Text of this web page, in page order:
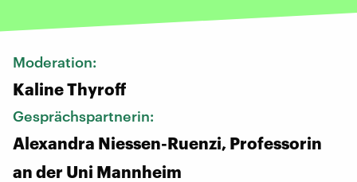
Moderation:
Kaline Thyroff
Gesprächspartnerin:
Alexandra Niessen-Ruenzi, Professorin
an der Uni Mannheim